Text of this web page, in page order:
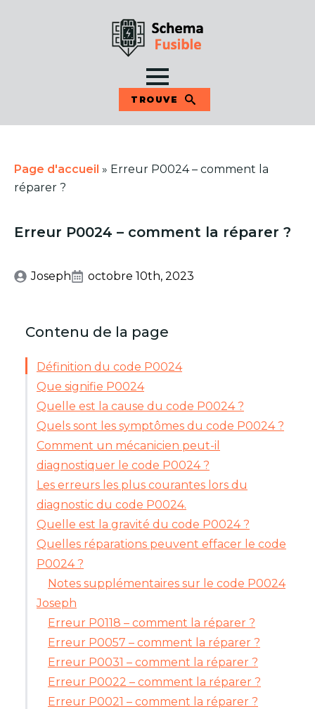
TROUVE
Page d'accueil » Erreur P0024 – comment la
réparer ?
Erreur P0024 – comment la réparer ?
Joseph octobre 10th, 2023
Contenu de la page
Définition du code P0024
Que signifie P0024
Quelle est la cause du code P0024 ?
Quels sont les symptômes du code P0024 ?
Comment un mécanicien peut-il
diagnostiquer le code P0024 ?
Les erreurs les plus courantes lors du
diagnostic du code P0024.
Quelle est la gravité du code P0024 ?
Quelles réparations peuvent effacer le code
P0024 ?
Notes supplémentaires sur le code P0024
Joseph
Erreur P0118 – comment la réparer ?
Erreur P0057 – comment la réparer ?
Erreur P0031 – comment la réparer ?
Erreur P0022 – comment la réparer ?
Erreur P0021 – comment la réparer ?